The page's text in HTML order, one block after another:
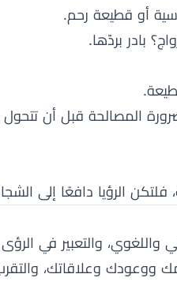
أو قطيعة رحم.
بادر بردّها.
المصالحة قبل أن
الرؤيا دافعًا إلى
واللغوي، والتعبير في
وعلاقاتك، والتقرب